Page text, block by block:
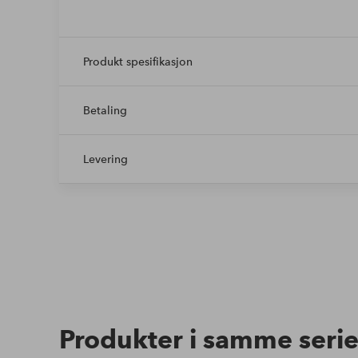
Produkt spesifikasjon
Betaling
Levering
Produkter i samme serie